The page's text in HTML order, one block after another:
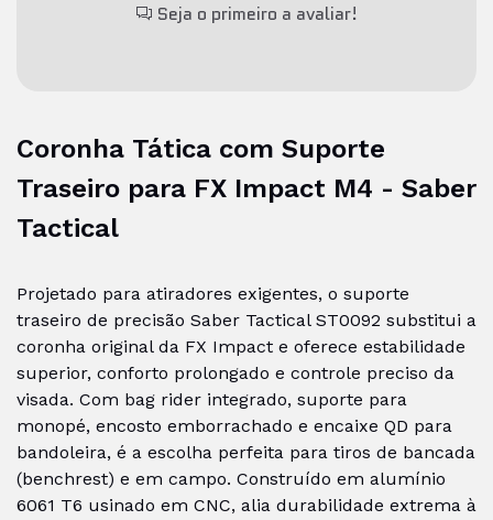
Coronha Tática com Suporte
Traseiro para FX Impact M4 - Saber
Tactical
Projetado para atiradores exigentes, o suporte
traseiro de precisão Saber Tactical ST0092 substitui a
coronha original da FX Impact e oferece estabilidade
superior, conforto prolongado e controle preciso da
visada. Com bag rider integrado, suporte para
monopé, encosto emborrachado e encaixe QD para
bandoleira, é a escolha perfeita para tiros de bancada
(benchrest) e em campo. Construído em alumínio
6061 T6 usinado em CNC, alia durabilidade extrema à
Seja o primeiro a avaliar!